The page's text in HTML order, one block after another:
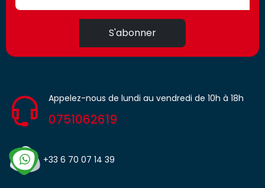
S'abonner
Appelez-nous de lundi au vendredi de 10h à 18h
0751062619
+33 6 70 07 14 39